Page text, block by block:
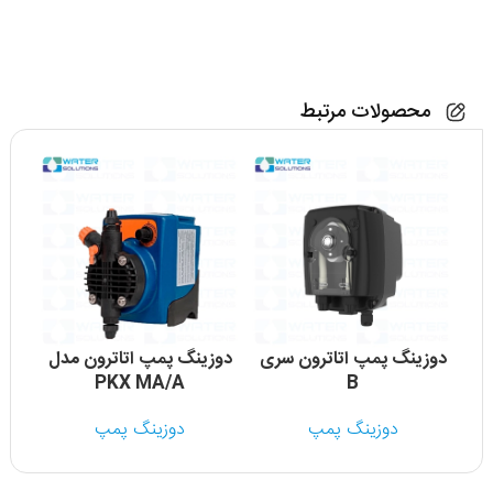
محصولات مرتبط
دوزینگ پمپ اتاترون سری
B
دوزینگ پمپ
دوزینگ پمپ اتاترون مدل
PKX MA/A
دوزینگ پمپ